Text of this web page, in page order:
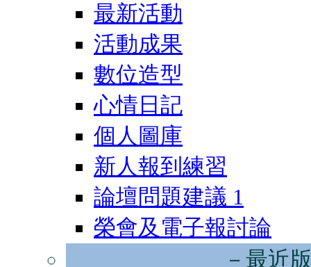
最新活動
活動成果
數位造型
心情日記
個人圖庫
新人報到練習
論壇問題建議 1
榮會及電子報討論
－最近